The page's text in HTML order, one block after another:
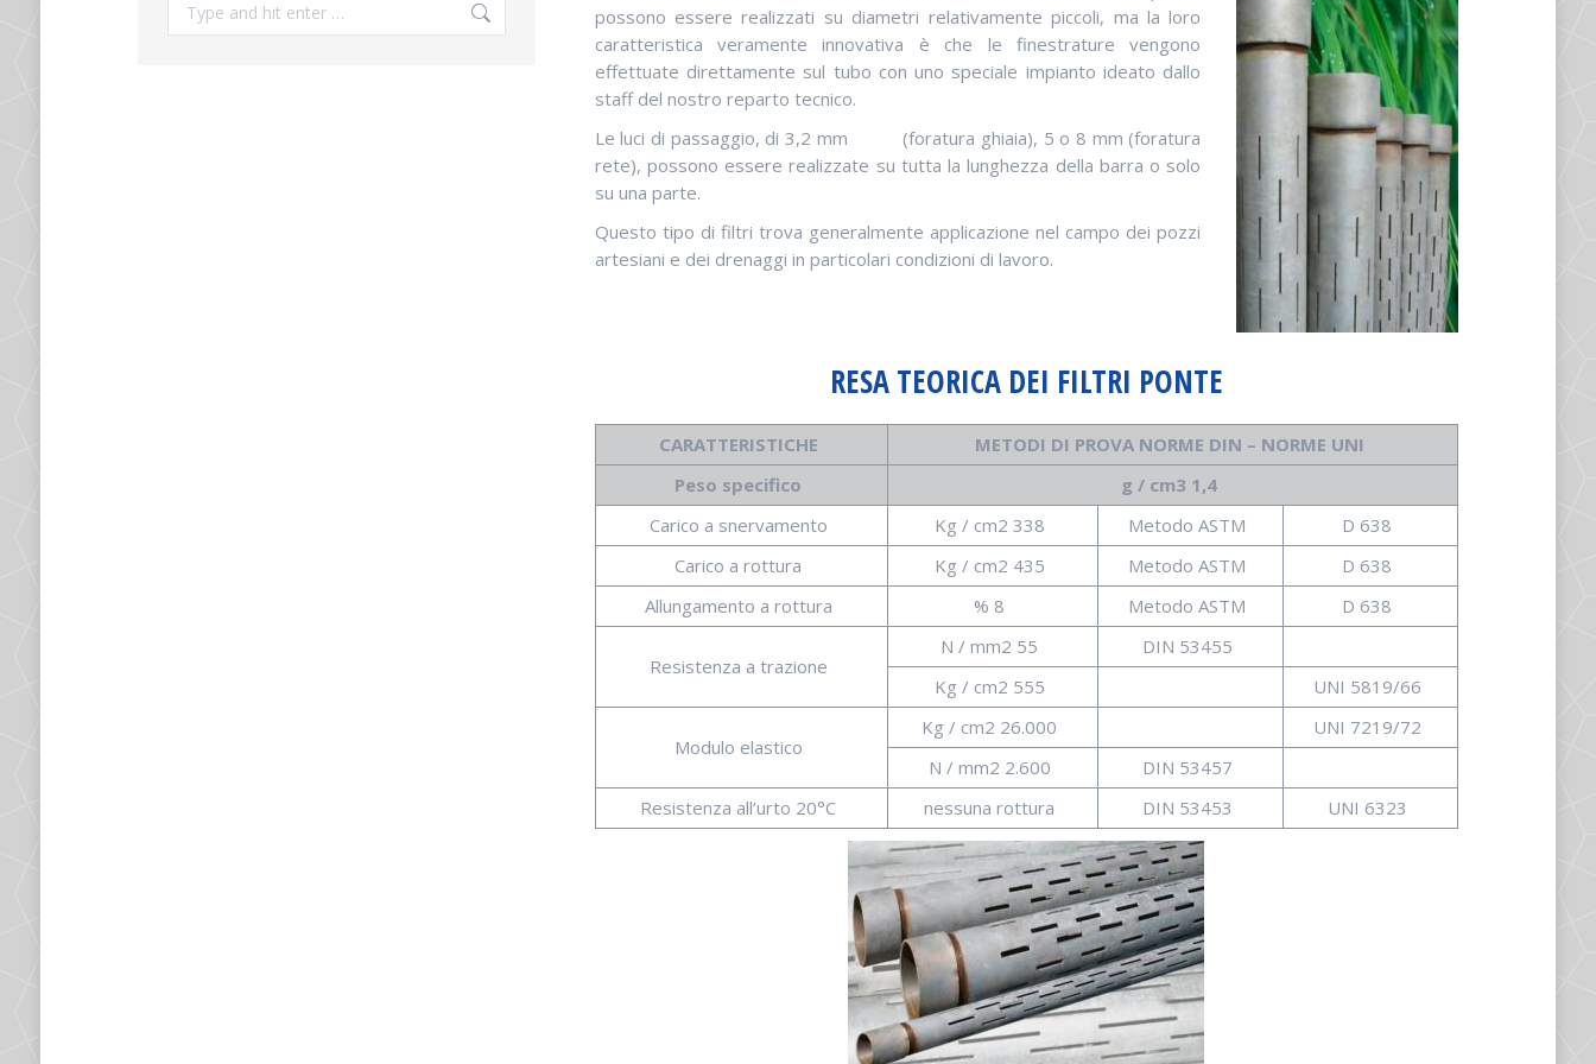
possono essere realizzati su diametri relativamente piccoli, ma la loro
caratteristica veramente innovativa è che le finestrature vengono
effettuate direttamente sul tubo con uno speciale impianto ideato dallo
staff del nostro reparto tecnico.
Le luci di passaggio, di 3,2 mm (foratura ghiaia), 5 o 8 mm (foratura
rete), possono essere realizzate su tutta la lunghezza della barra o solo
su una parte.
Questo tipo di filtri trova generalmente applicazione nel campo dei pozzi
artesiani e dei drenaggi in particolari condizioni di lavoro.
RESA TEORICA DEI FILTRI PONTE
CARATTERISTICHE
METODI DI PROVA NORME DIN – NORME UNI
Peso specifico
g / cm3 1,4
Carico a snervamento
Kg / cm2 338 Metodo ASTM
D 638
Carico a rottura
Kg / cm2 435 Metodo ASTM
D 638
Allungamento a rottura
% 8 Metodo ASTM D 638
Resistenza a trazione
N / mm2 55
DIN 53455
Kg / cm2 555
UNI 5819/66
Modulo elastico
Kg / cm2 26.000
UNI 7219/72
N / mm2 2.600
DIN 53457
Resistenza all’urto 20°C
nessuna rottura DIN 53453 UNI 6323